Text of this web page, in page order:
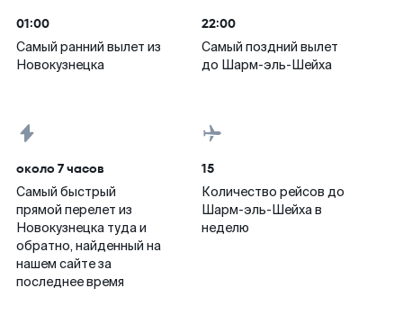
01:00
Самый ранний вылет из
Новокузнецка
22:00
Самый поздний вылет
до Шарм-эль-Шейха
около 7 часов
Самый быстрый
прямой перелет из
Новокузнецка туда и
обратно, найденный на
нашем сайте за
последнее время
15
Количество рейсов до
Шарм-эль-Шейха в
неделю